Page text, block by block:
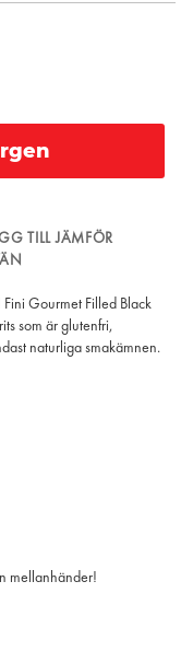
TILL JÄMFÖR
Gourmet Filled Black
som är glutenfri,
naturliga smakämnen.
mellanhänder!